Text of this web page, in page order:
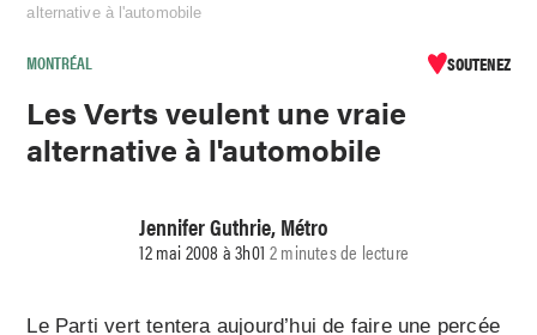
alternative à l'automobile
MONTRÉAL SOUTENEZ
Les Verts veulent une vraie
alternative à l'automobile
Jennifer Guthrie, Métro
12 mai 2008 à 3h01 2 minutes de lecture
Le Parti vert tentera aujourd’hui de faire une percée